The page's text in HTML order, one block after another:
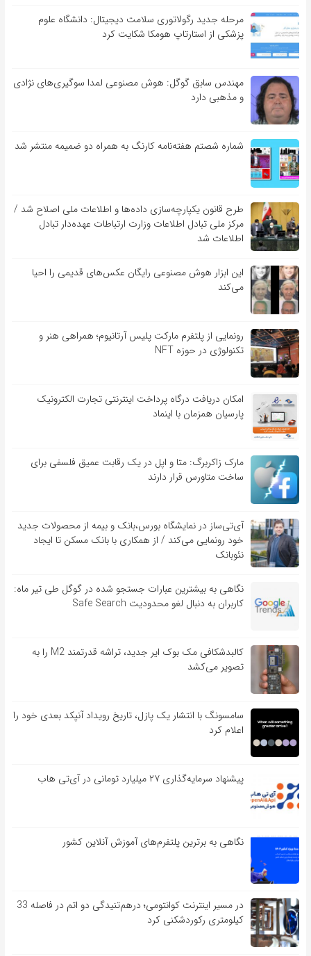
مرحله جدید رگولاتوری سلامت دیجیتال: دانشگاه علوم
پزشکی از استارتاپ هومکا شکایت کرد
مهندس سابق گوگل: هوش مصنوعی لمدا سوگیری‌های نژادی
و مذهبی دارد
شماره شصتم هفته‌نامه کارنگ به همراه دو ضمیمه منتشر شد
طرح قانون یکپارچه‌سازی داده‌ها و اطلاعات ملی اصلاح شد /
مرکز ملی تبادل اطلاعات وزارت ارتباطات عهده‌دار تبادل
اطلاعات شد
این ابزار هوش مصنوعی رایگان عکس‌های قدیمی را احیا
می‌کند
رونمایی از پلتفرم مارکت پلیس آرتانیوم؛ همراهی هنر و
تکنولوژی در حوزه NFT
امکان دریافت درگاه پرداخت اینترنتی تجارت الکترونیک
پارسیان همزمان با اینماد
مارک زاکربرگ: متا و اپل در یک رقابت عمیق فلسفی برای
ساخت متاورس قرار دارند
آی‌تی‌ساز در نمایشگاه بورس،بانک و بیمه از محصولات جدید
خود رونمایی می‌کند / از همکاری با بانک مسکن تا ایجاد
نئوبانک
نگاهی به بیشترین عبارات جستجو شده در گوگل طی تیر ماه:
کاربران به دنبال لغو محدودیت Safe Search
کالبدشکافی مک بوک ایر جدید، تراشه قدرتمند M2 را به
تصویر می‌کشد
سامسونگ با انتشار یک پازل، تاریخ رویداد آنپکد بعدی خود را
اعلام کرد
پیشنهاد سرمایه‌گذاری ۲۷ میلیارد تومانی در آی‌تی هاب
نگاهی به برترین پلتفرم‌های آموزش آنلاین کشور
در مسیر اینترنت کوانتومی؛ درهم‌تنیدگی دو اتم در فاصله 33
کیلومتری رکوردشکنی کرد